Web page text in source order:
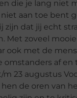
die je lang niet
niet aan toe bent
zijn dat jij echt
Met zoveel
ook met de
omstanders af en
23 augustus
de oren van